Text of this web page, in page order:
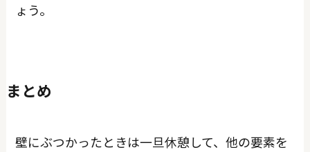
ょう。
まとめ
壁にぶつかったときは一旦休憩して、他の要素を